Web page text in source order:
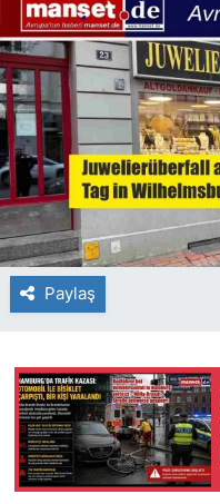
Paylaş